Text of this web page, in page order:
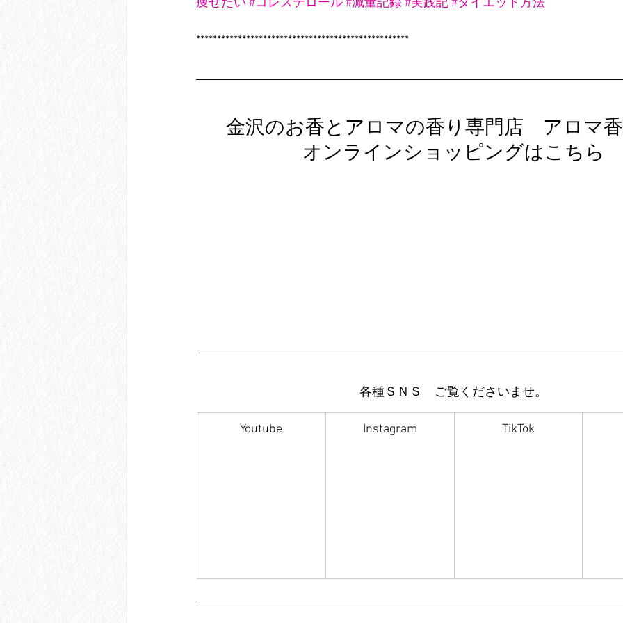
痩せたい #コレステロール#減量記録#実践記#ダイエット方法
***************************************************
金沢のお香とアロマの香り専門店　アロマ
オンラインショッピングはこちら
各種ＳＮＳ　ご覧くださいませ。
Youtube Instagram TikTok